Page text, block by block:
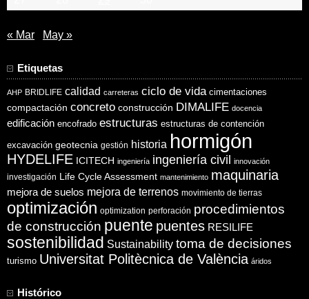
« Mar May »
Etiquetas
AHP BRIDLIFE calidad carreteras ciclo de vida cimentaciones
compactación concreto construcción DIMALIFE docencia
edificación encofrado estructuras estructuras de contención
excavación geotecnia gestión historia hormigón
HYDELIFE ICITECH ingeniería ingeniería civil innovación
investigación Life Cycle Assessment mantenimiento maquinaria
mejora de suelos mejora de terrenos movimiento de tierras
optimización optimization perforación procedimientos
de construcción puente puentes RESILIFE
sostenibilidad Sustainability toma de decisiones
turismo Universitat Politècnica de València áridos
Histórico